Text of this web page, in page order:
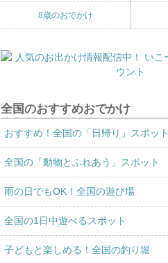
8歳のおでかけ
全国のおすすめおでかけ
おすすめ！全国の「日帰り」スポット
全国の「動物とふれあう」スポット
雨の日でもOK！全国の遊び場
全国の1日中遊べるスポット
子どもと楽しめる！全国の釣り堀